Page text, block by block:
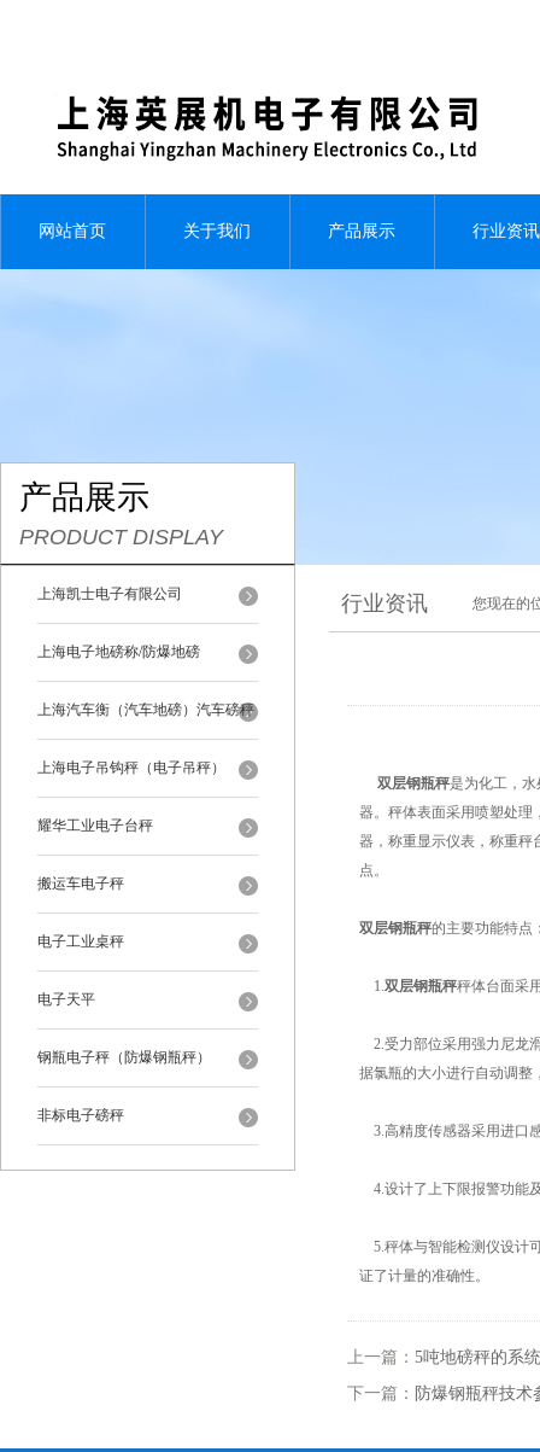
网站首页 关于我们 产品展示 行业资讯
产品展示
PRODUCT DISPLAY
上海凯士电子有限公司
上海电子地磅称/防爆地磅
上海汽车衡（汽车地磅）汽车磅秤
上海电子吊钩秤（电子吊秤）
耀华工业电子台秤
搬运车电子秤
电子工业桌秤
电子天平
钢瓶电子秤（防爆钢瓶秤）
非标电子磅秤
行业资讯 您现在的
双层钢瓶秤是为化工，
器。秤体表面采用喷塑处理
器，称重显示仪表，称重秤
点。
双层钢瓶秤的主要功能特点
1.双层钢瓶秤秤体台面采
2.受力部位采用强力尼龙
据氯瓶的大小进行自动调整
3.高精度传感器采用进口
4.设计了上下限报警功能
5.秤体与智能检测仪设计
证了计量的准确性。
上一篇： 5吨地磅秤的系
下一篇： 防爆钢瓶秤技术